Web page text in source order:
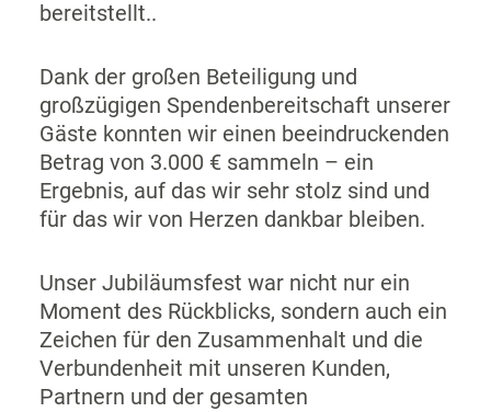
bereitstellt..
Dank der großen Beteiligung und
großzügigen Spendenbereitschaft unserer
Gäste konnten wir einen beeindruckenden
Betrag von 3.000 € sammeln – ein
Ergebnis, auf das wir sehr stolz sind und
für das wir von Herzen dankbar bleiben.
Unser Jubiläumsfest war nicht nur ein
Moment des Rückblicks, sondern auch ein
Zeichen für den Zusammenhalt und die
Verbundenheit mit unseren Kunden,
Partnern und der gesamten